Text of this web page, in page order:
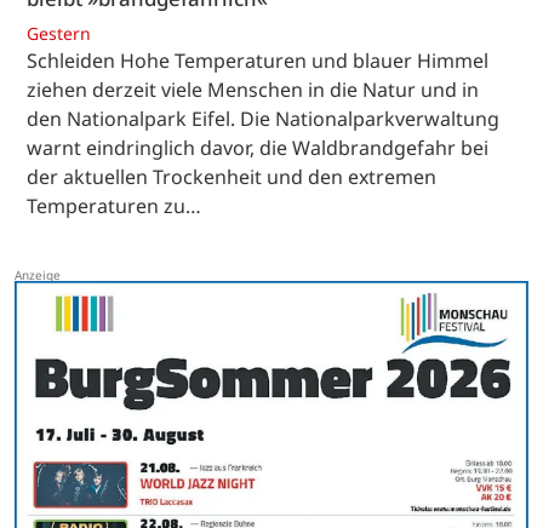
Gestern
Schleiden Hohe Temperaturen und blauer Himmel
ziehen derzeit viele Menschen in die Natur und in
den Nationalpark Eifel. Die Nationalparkverwaltung
warnt eindringlich davor, die Waldbrandgefahr bei
der aktuellen Trockenheit und den extremen
Temperaturen zu…